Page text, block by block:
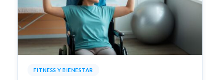
FITNESS Y BIENESTAR